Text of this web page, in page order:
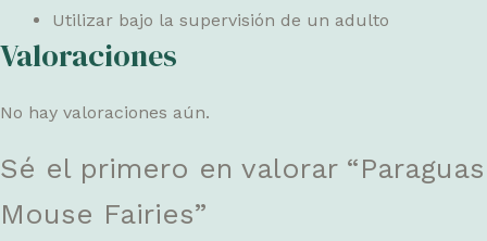
Utilizar bajo la supervisión de un adulto
Valoraciones
No hay valoraciones aún.
Sé el primero en valorar “Paraguas
Mouse Fairies”